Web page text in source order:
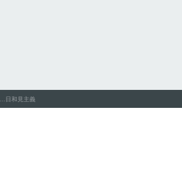
日和見主義